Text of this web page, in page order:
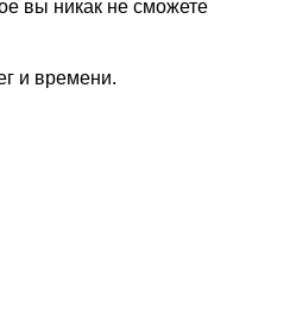
вы никак не сможете
и времени.